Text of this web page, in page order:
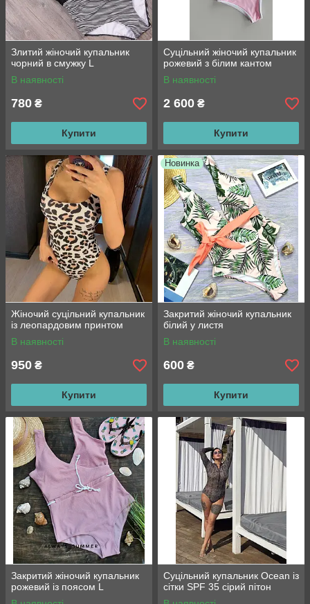
Злитий жіночий купальник
чорний в смужку L
В наявності
780 ₴
Купити
Суцільний жіночий купальник
рожевий з білим кантом
В наявності
2 600 ₴
Купити
Жіночий суцільний купальник
із леопардовим принтом
В наявності
950 ₴
Купити
Новинка
Закритий жіночий купальник
білий у листя
В наявності
600 ₴
Купити
Закритий жіночий купальник
рожевий із поясом L
Суцільний купальник Ocean із
сітки SPF 35 сірий пітон